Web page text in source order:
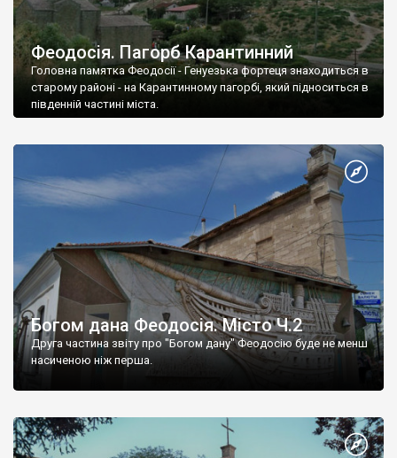
Феодосія. Пагорб Карантинний
Головна памятка Феодосії - Генуезька фортеця знаходиться в
старому районі - на Карантинному пагорбі, який підноситься в
південній частині міста.
Богом дана Феодосія. Місто Ч.2
Друга частина звіту про "Богом дану" Феодосію буде не менш
насиченою ніж перша.